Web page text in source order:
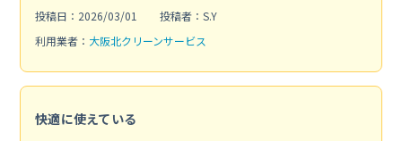
投稿日：2026/03/01
投稿者：S.Y
利用業者： 大阪北クリーンサービス
快適に使えている